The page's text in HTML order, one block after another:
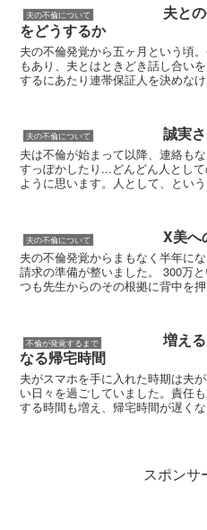
夫の不倫について
夫と
をどうするか
夫の不倫発覚から五ヶ月という頃
もあり、夫とはときどき話し合いをしていま
するにあたり連帯保証人を決めな
夫の不倫について 誠実
夫は不倫が始まって以降、連絡も
すっぽかしたり...どんどん人とし
ように思います。人として、とい
夫の不倫について X美へ
夫の不倫発覚からまもなく半年に
請求の準備が整いました。 300万
つも先生からのその根拠に背中を
不倫が発覚するまで
増え
なる帰宅時間
夫がスマホを手に入れた時期は夫
い日々を過ごしていました。責任
する時間も増え、帰宅時間が遅く
スポンサ